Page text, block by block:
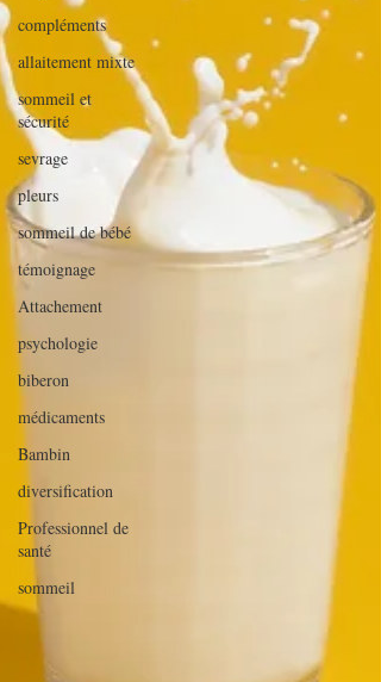
compléments
allaitement mixte
sommeil et
sécurité
sevrage
pleurs
sommeil de bébé
témoignage
Attachement
psychologie
biberon
médicaments
Bambin
diversification
Professionnel de
santé
sommeil